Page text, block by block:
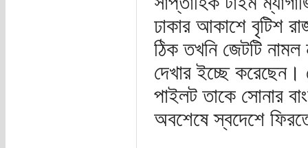
ঢাকার আকাশে বৃটিশ
ঠিক তখনি জেটটি
দেখার ইচ্ছে
পাইলট তাকে সোনার
অবশেষে স্বদেশে